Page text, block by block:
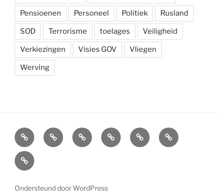
Pensioenen Personeel Politiek Rusland
SOD Terrorisme toelages Veiligheid
Verkiezingen Visies GOV Vliegen
Werving
Arbeidsvoorwaarden
Carré
Onze
krijgsmacht
Ledenvoordelen
AfdelingenSymposium
Carré
Overzicht
Ondersteund door WordPress